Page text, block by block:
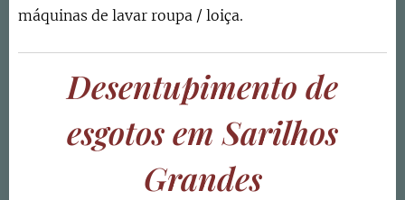
máquinas de lavar roupa / loiça.
Desentupimento de
esgotos emSarilhos
Grandes